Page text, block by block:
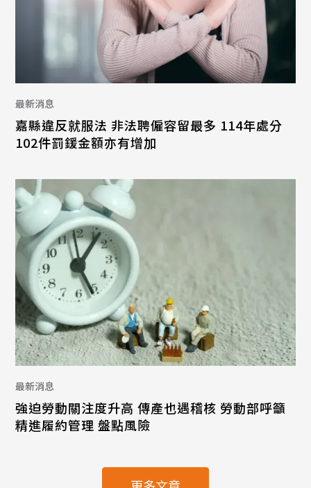
最新消息
嘉縣違反就服法 非法聘僱容留最多 114年處分
102件罰鍰金額亦有增加
最新消息
強迫勞動關注度升高 傳產也遇稽核 勞動部呼籲
精進履約管理 盤點風險